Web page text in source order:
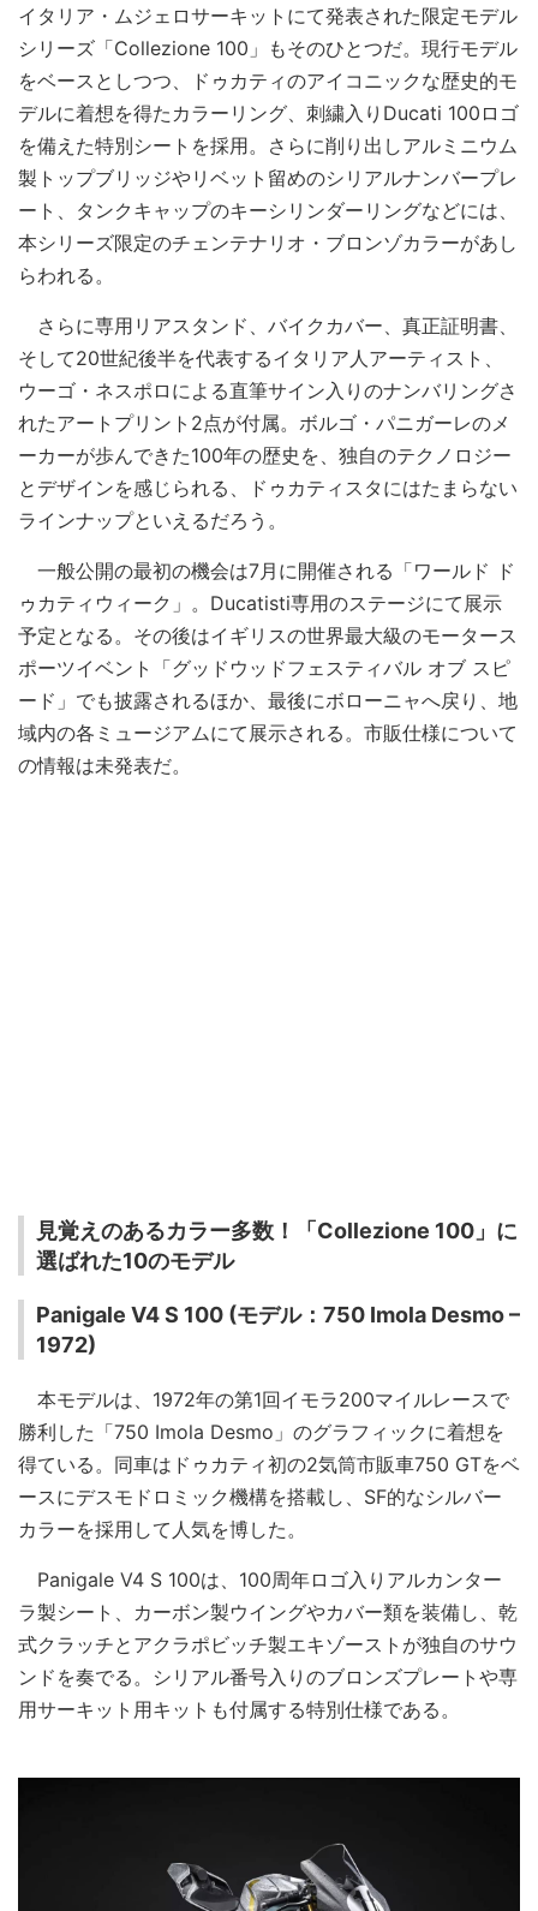
イタリア・ムジェロサーキットにて発表された限定モデル
シリーズ「Collezione 100」もそのひとつだ。現行モデル
をベースとしつつ、ドゥカティのアイコニックな歴史的モ
デルに着想を得たカラーリング、刺繍入りDucati 100ロゴ
を備えた特別シートを採用。さらに削り出しアルミニウム
製トップブリッジやリベット留めのシリアルナンバープレ
ート、タンクキャップのキーシリンダーリングなどには、
本シリーズ限定のチェンテナリオ・ブロンゾカラーがあし
らわれる。
さらに専用リアスタンド、バイクカバー、真正証明書、
そして20世紀後半を代表するイタリア人アーティスト、
ウーゴ・ネスポロによる直筆サイン入りのナンバリングさ
れたアートプリント2点が付属。ボルゴ・パニガーレのメ
ーカーが歩んできた100年の歴史を、独自のテクノロジー
とデザインを感じられる、ドゥカティスタにはたまらない
ラインナップといえるだろう。
一般公開の最初の機会は7月に開催される「ワールド ド
ゥカティウィーク」。Ducatisti専用のステージにて展示
予定となる。その後はイギリスの世界最大級のモータース
ポーツイベント「グッドウッドフェスティバル オブ スピ
ード」でも披露されるほか、最後にボローニャへ戻り、地
域内の各ミュージアムにて展示される。市販仕様について
の情報は未発表だ。
見覚えのあるカラー多数！「Collezione 100」に
選ばれた10のモデル
Panigale V4 S 100 (モデル：750 Imola Desmo –
1972)
本モデルは、1972年の第1回イモラ200マイルレースで
勝利した「750 Imola Desmo」のグラフィックに着想を
得ている。同車はドゥカティ初の2気筒市販車750 GTをベ
ースにデスモドロミック機構を搭載し、SF的なシルバー
カラーを採用して人気を博した。
Panigale V4 S 100は、100周年ロゴ入りアルカンター
ラ製シート、カーボン製ウイングやカバー類を装備し、乾
式クラッチとアクラポビッチ製エキゾーストが独自のサウ
ンドを奏でる。シリアル番号入りのブロンズプレートや専
用サーキット用キットも付属する特別仕様である。